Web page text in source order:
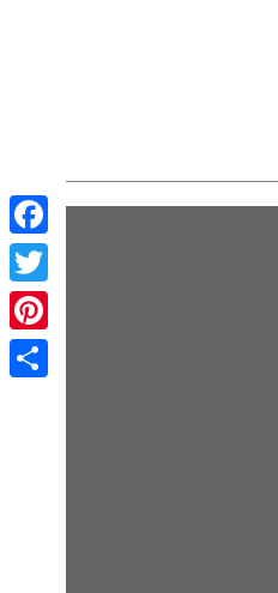
Facebook
Twitter
Pinterest